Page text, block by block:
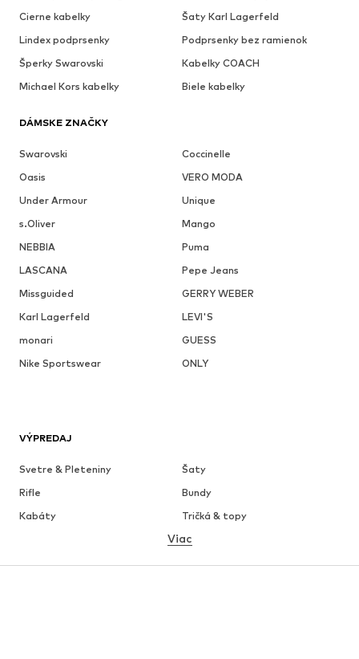
Cierne kabelky
Šaty Karl Lagerfeld
Lindex podprsenky
Podprsenky bez ramienok
Šperky Swarovski
Kabelky COACH
Michael Kors kabelky
Biele kabelky
DÁMSKE ZNAČKY
Swarovski
Coccinelle
Oasis
VERO MODA
Under Armour
Unique
s.Oliver
Mango
NEBBIA
Puma
LASCANA
Pepe Jeans
Missguided
GERRY WEBER
Karl Lagerfeld
LEVI'S
monari
GUESS
Nike Sportswear
ONLY
VÝPREDAJ
Svetre & Pleteniny
Šaty
Rifle
Bundy
Kabáty
Tričká & topy
Bielizeň
Viac